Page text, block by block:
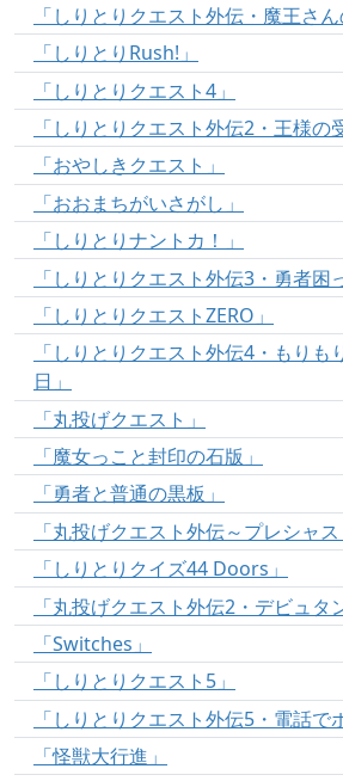
「しりとりクエスト外伝・魔王さん
「しりとりRush!」
「しりとりクエスト4」
「しりとりクエスト外伝2・王様の
「おやしきクエスト」
「おおまちがいさがし」
「しりとりナントカ！」
「しりとりクエスト外伝3・勇者困
「しりとりクエストZERO」
「しりとりクエスト外伝4・もりも
日」
「丸投げクエスト」
「魔女っこと封印の石版」
「勇者と普通の黒板」
「丸投げクエスト外伝～プレシャス
「しりとりクイズ44 Doors」
「丸投げクエスト外伝2・デビュタ
「Switches」
「しりとりクエスト5」
「しりとりクエスト外伝5・電話で
「怪獣大行進」